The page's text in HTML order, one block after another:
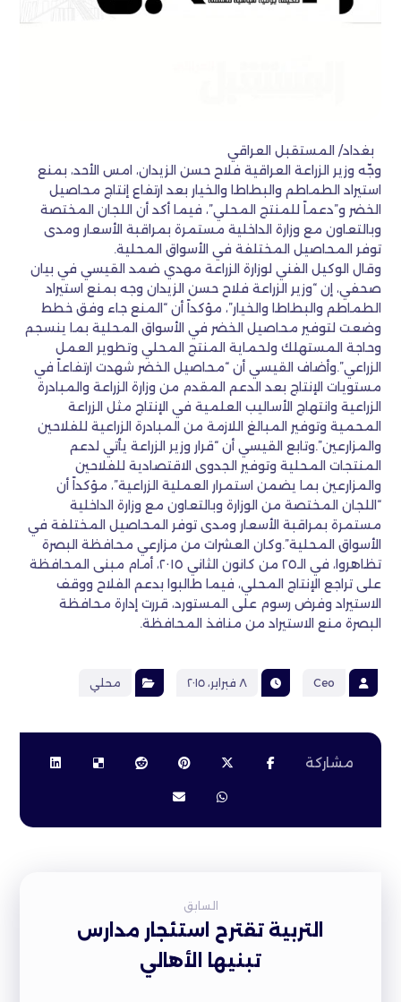
بغداد/ المستقبل العراقي
وجّه وزير الزراعة العراقية فلاح حسن الزيدان، امس الأحد، بمنع
استيراد الطماطم والبطاطا والخيار بعد ارتفاع إنتاج محاصيل
الخضر و”دعماً للمنتج المحلي”، فيما أكد أن اللجان المختصة
وبالتعاون مع وزارة الداخلية مستمرة بمراقبة الأسعار ومدى
توفر المحاصيل المختلفة في الأسواق المحلية.
وقال الوكيل الفني لوزارة الزراعة مهدي ضمد القيسي في بيان
صحفي، إن “وزير الزراعة فلاح حسن الزيدان وجه بمنع استيراد
الطماطم والبطاطا والخيار”، مؤكداً أن “المنع جاء وفق خطط
وضعت لتوفير محاصيل الخضر في الأسواق المحلية بما ينسجم
وحاجة المستهلك ولحماية المنتج المحلي وتطوير العمل
الزراعي”.وأضاف القيسي أن “محاصيل الخضر شهدت ارتفاعاً في
مستويات الإنتاج بعد الدعم المقدم من وزارة الزراعة والمبادرة
الزراعية وانتهاج الأساليب العلمية في الإنتاج مثل الزراعة
المحمية وتوفير المبالغ اللازمة من المبادرة الزراعية للفلاحين
والمزارعين”.وتابع القيسي أن “قرار وزير الزراعة يأتي لدعم
المنتجات المحلية وتوفير الجدوى الاقتصادية للفلاحين
والمزارعين بما يضمن استمرار العملية الزراعية”، مؤكداً أن
“اللجان المختصة من الوزارة وبالتعاون مع وزارة الداخلية
مستمرة بمراقبة الأسعار ومدى توفر المحاصيل المختلفة في
الأسواق المحلية”.وكان العشرات من مزارعي محافظة البصرة
تظاهروا، في الـ٢٥ من كانون الثاني ٢٠١٥، أمام مبنى المحافظة
على تراجع الإنتاج المحلي، فيما طالبوا بدعم الفلاح ووقف
الاستيراد وفرض رسوم على المستورد، قررت إدارة محافظة
البصرة منع الاستيراد من منافذ المحافظة.
Ceo ٨ فبراير، ٢٠١٥ محلي
السابق
التربية تقترح استئجار مدارس
تبنيها الأهالي